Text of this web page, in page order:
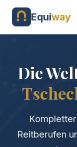
Equiway
Die
Reitberufen